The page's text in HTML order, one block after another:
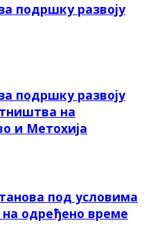
подршку развоју
подршку развоју
на
и Метохија
под условима
одређено време